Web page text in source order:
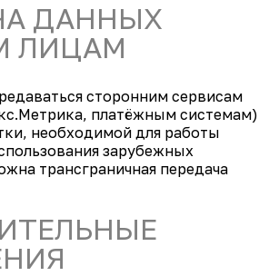
ДАННЫХ
ЛИЦАМ
сторонним сервисам
платёжным системам)
необходимой для работы
зарубежных
трансграничная передача